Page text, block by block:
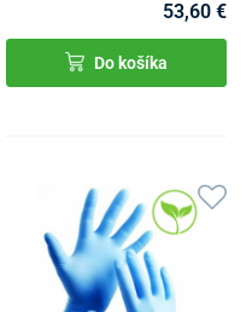
53,60 €
Do košíka